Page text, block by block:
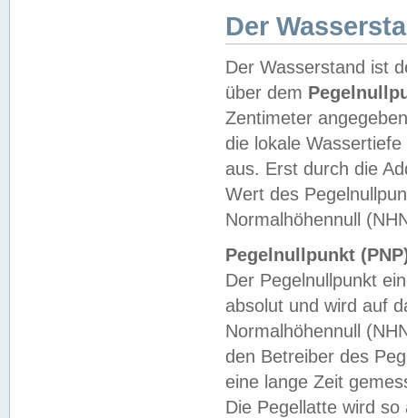
Der
Der Wasserstand ist
über dem
Zentimeter
die lokale
aus. Erst durch die
Wert des
Normalhöhennull
Pegelnullpunkt
Der Pegelnullpunkt
absolut und wird auf
Normalhöhennull
den Betreiber des
eine lange Zeit
Die Pegellatte wird